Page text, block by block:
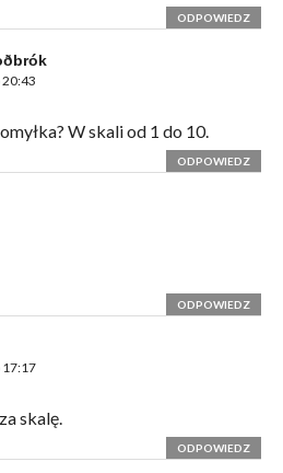
ODPOWIEDZ
W skali od 1 do 10.
ODPOWIEDZ
ODPOWIEDZ
skalę.
ODPOWIEDZ